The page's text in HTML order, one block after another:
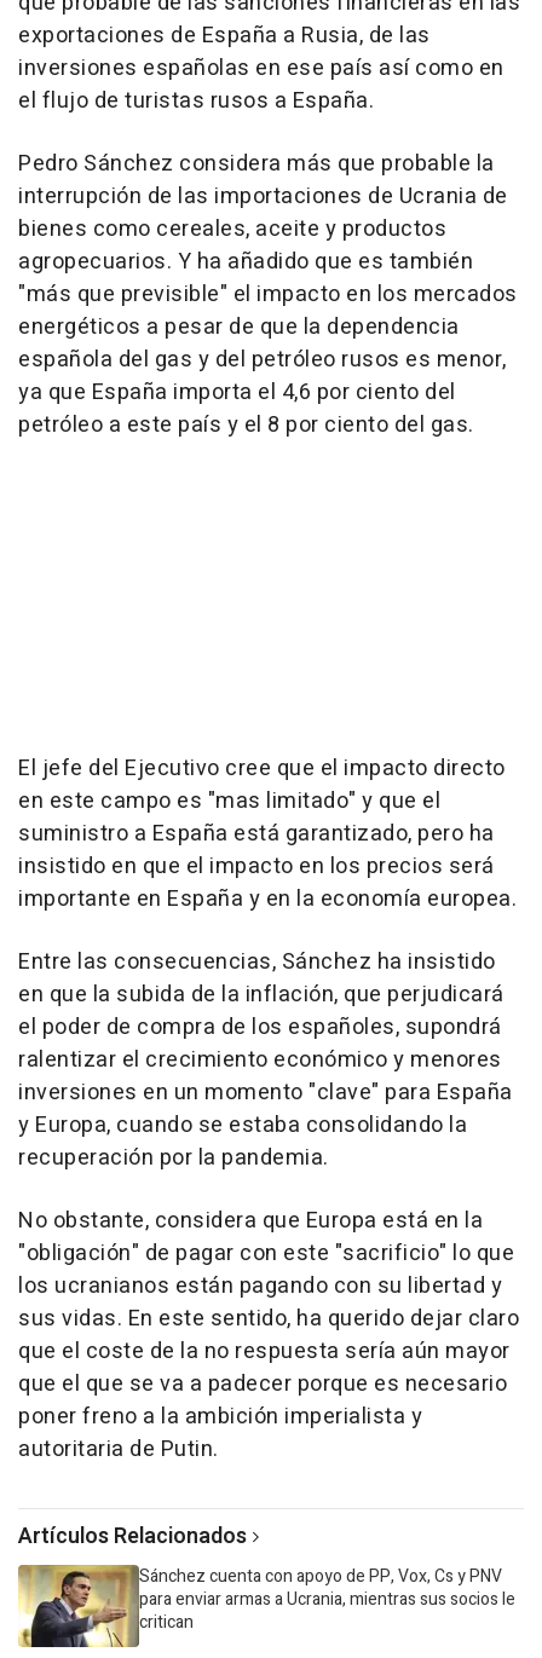
exportaciones de España a Rusia, de las
inversiones españolas en ese país así como en
el flujo de turistas rusos a España.
Pedro Sánchez considera más que probable la
interrupción de las importaciones de Ucrania de
bienes como cereales, aceite y productos
agropecuarios. Y ha añadido que es también
"más que previsible" el impacto en los mercados
energéticos a pesar de que la dependencia
española del gas y del petróleo rusos es menor,
ya que España importa el 4,6 por ciento del
petróleo a este país y el 8 por ciento del gas.
El jefe del Ejecutivo cree que el impacto directo
en este campo es "mas limitado" y que el
suministro a España está garantizado, pero ha
insistido en que el impacto en los precios será
importante en España y en la economía europea.
Entre las consecuencias, Sánchez ha insistido
en que la subida de la inflación, que perjudicará
el poder de compra de los españoles, supondrá
ralentizar el crecimiento económico y menores
inversiones en un momento "clave" para España
y Europa, cuando se estaba consolidando la
recuperación por la pandemia.
No obstante, considera que Europa está en la
"obligación" de pagar con este "sacrificio" lo que
los ucranianos están pagando con su libertad y
sus vidas. En este sentido, ha querido dejar claro
que el coste de la no respuesta sería aún mayor
que el que se va a padecer porque es necesario
poner freno a la ambición imperialista y
autoritaria de Putin.
Artículos Relacionados
Sánchez cuenta con apoyo de PP, Vox, Cs y PNV
para enviar armas a Ucrania, mientras sus socios le
critican